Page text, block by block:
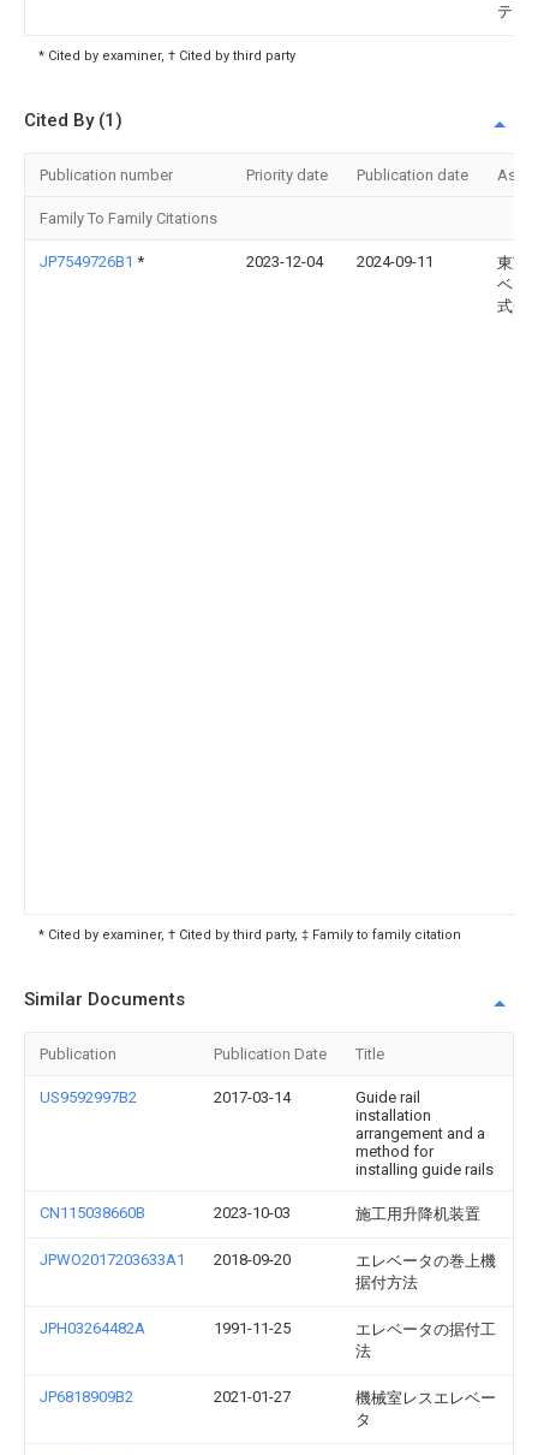
テム
* Cited by examiner, † Cited by third party
Cited By (1)
Publication number Priority date Publication date
Family To Family Citations
JP7549726B1 * 2023-12-04 2024-09-11
東芝
ベー
式会
* Cited by examiner, † Cited by third party, ‡ Family to family citation
Similar Documents
Publication Publication Date Title
US9592997B2 2017-03-14
Guide rail
installation
arrangement and a
method for
installing guide rails
CN115038660B 2023-10-03 施工用升降机装置
JPWO2017203633A1 2018-09-20
エレベータの巻上機
据付方法
JPH03264482A 1991-11-25
エレベータの据付工
法
JP6818909B2 2021-01-27
機械室レスエレベー
タ